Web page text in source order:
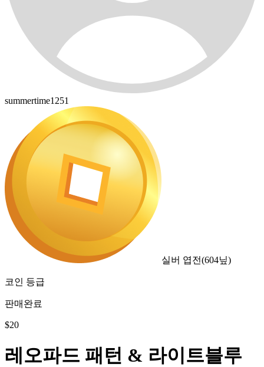
summertime1251
실버 엽전(604닢)
코인 등급
판매완료
$20
레오파드 패턴 & 라이트블루